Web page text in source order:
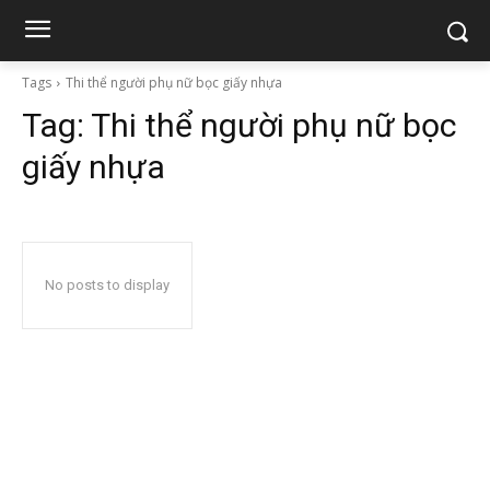
Tags Thi thể người phụ nữ bọc giấy nhựa
Tag: Thi thể người phụ nữ bọc
giấy nhựa
No posts to display